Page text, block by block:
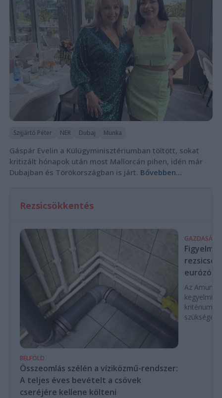
Szijjártó Péter NER Dubaj Munka
Gáspár Evelin a Külügyminisztériumban töltött, sokat
kritizált hónapok után most Mallorcán pihen, idén már
Dubajban és Törökországban is járt. Bővebben...
Rezsicsökkentés
BELFÖLD
Összeomlás szélén a víziközmű-rendszer:
A teljes éves bevételt a csövek
cseréjére kellene költeni
GAZDASÁG
Az Amundi
kegyelmi